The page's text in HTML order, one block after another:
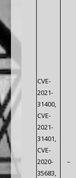
CVE-
2021-
31400,
CVE-
2021-
31401,
CVE-
2020-
35683,
–